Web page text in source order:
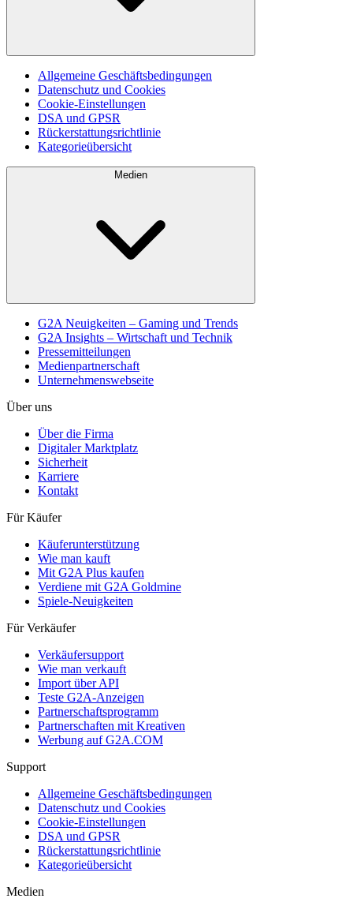
Allgemeine Geschäftsbedingungen
Datenschutz und Cookies
Cookie-Einstellungen
DSA und GPSR
Rückerstattungsrichtlinie
Kategorieübersicht
Medien
G2A Neuigkeiten – Gaming und Trends
G2A Insights – Wirtschaft und Technik
Pressemitteilungen
Medienpartnerschaft
Unternehmenswebseite
Über uns
Über die Firma
Digitaler Marktplatz
Sicherheit
Karriere
Kontakt
Für Käufer
Käuferunterstützung
Wie man kauft
Mit G2A Plus kaufen
Verdiene mit G2A Goldmine
Spiele-Neuigkeiten
Für Verkäufer
Verkäufersupport
Wie man verkauft
Import über API
Teste G2A-Anzeigen
Partnerschaftsprogramm
Partnerschaften mit Kreativen
Werbung auf G2A.COM
Support
Allgemeine Geschäftsbedingungen
Datenschutz und Cookies
Cookie-Einstellungen
DSA und GPSR
Rückerstattungsrichtlinie
Kategorieübersicht
Medien